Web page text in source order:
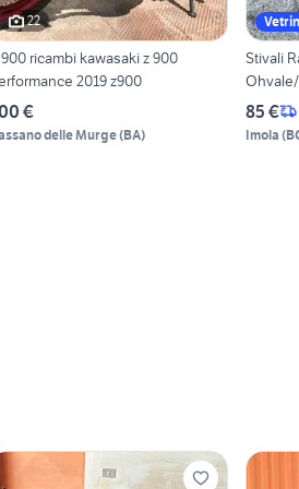
22
ricambi kawasaki z 900
2019 z900
€
delle Murge(BA)
Stivali
85 €
Imola (